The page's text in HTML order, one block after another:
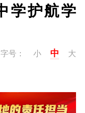
学护航学
字号： 小 中 大